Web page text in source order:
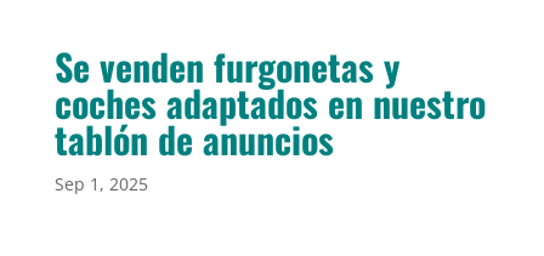
Se venden furgonetas y
coches adaptados en nuestro
tablón de anuncios
Sep 1, 2025